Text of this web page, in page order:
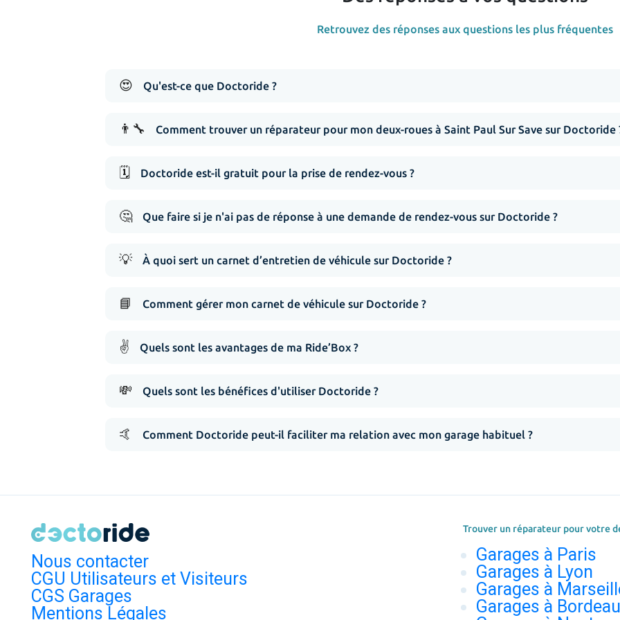
Retrouvez des réponses aux questions les plus fréquentes
😍 Qu'est-ce que Doctoride ?
👨‍🔧 Comment trouver un réparateur pour mon deux-roues à Saint Paul Sur Save sur Doctoride
🗓️ Doctoride est-il gratuit pour la prise de rendez-vous ?
🤔 Que faire si je n'ai pas de réponse à une demande de rendez-vous sur Doctoride ?
💡 À quoi sert un carnet d’entretien de véhicule sur Doctoride ?
📘 Comment gérer mon carnet de véhicule sur Doctoride ?
✌️ Quels sont les avantages de ma Ride’Box ?
💸 Quels sont les bénéfices d'utiliser Doctoride ?
🤙 Comment Doctoride peut-il faciliter ma relation avec mon garage habituel ?
Nous contacter
CGU Utilisateurs et Visiteurs
CGS Garages
Mentions Légales
Trouver un réparateur pour votre
Garages à Paris
Garages à Lyon
Garages à
Garages à